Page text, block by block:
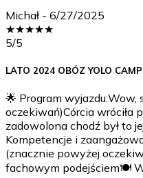
Michał - 6/27/2025
★★★★★
5/5
LATO 2024 OBÓZ YOLO
🌟 Program wyjazdu:Wow,
oczekiwań)Córcia wróciła
zadowolona chodź był to
Kompetencje i
(znacznie powyżej
fachowym podejściem🍽️